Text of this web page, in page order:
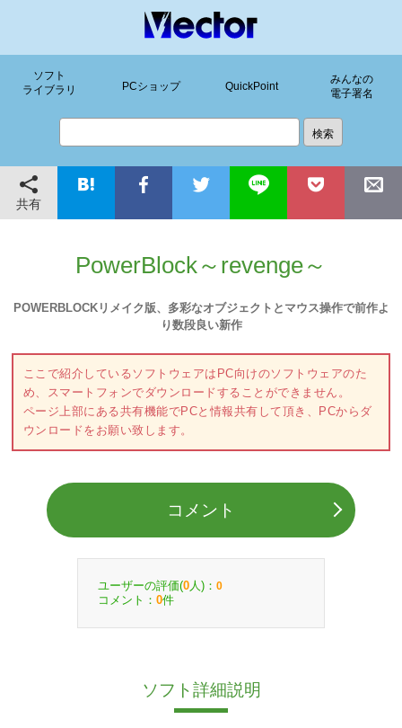
ソフト
ライブラリ
PCショップ QuickPoint
みんなの
電子署名
共有
PowerBlock～revenge～
POWERBLOCKリメイク版、多彩なオブジェクトとマウス操作で前作よ
り数段良い新作
ここで紹介しているソフトウェアはPC向けのソフトウェアのた
め、スマートフォンでダウンロードすることができません。
ページ上部にある共有機能でPCと情報共有して頂き、PCからダ
ウンロードをお願い致します。
コメント
ユーザーの評価(0 人)： 0
コメント： 0件
ソフト詳細説明